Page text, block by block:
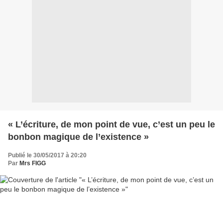
« L’écriture, de mon point de vue, c’est un peu le
bonbon magique de l’existence »
Publié le 30/05/2017 à 20:20
Par Mrs FIGG